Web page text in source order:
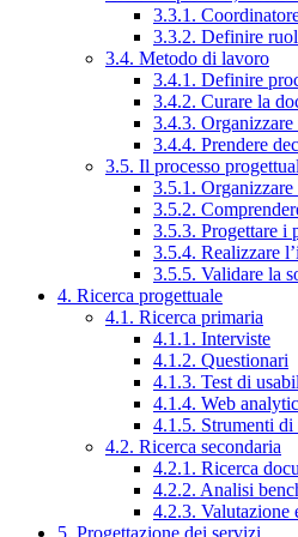
3.3.1.
3.3.2. Definire
3.4. Metodo di lavoro
3.4.1. Definire
3.4.2. Curare la
3.4.3.
3.4.4. Prendere
3.5. Il processo
3.5.1.
3.5.2.
3.5.3. Progettare i
3.5.4. Realizzare
3.5.5. Validare la
4. Ricerca progettuale
4.1. Ricerca primaria
4.1.1. Interviste
4.1.2. Questionari
4.1.3. Test di
4.1.4. Web
4.1.5. Strumenti di
4.2. Ricerca secondaria
4.2.1. Ricerca
4.2.2. Analisi
4.2.3. Valutazione
5. Progettazione dei servizi